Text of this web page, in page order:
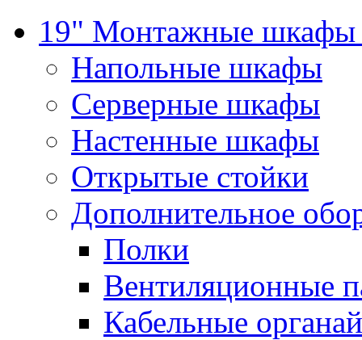
19" Монтажные
Напольные шкафы
Серверные шкафы
Настенные шкафы
Открытые стойки
Дополнительное
Полки
Вентиляционные
Кабельные